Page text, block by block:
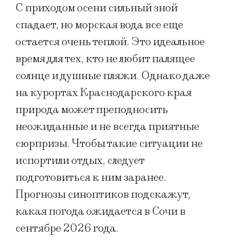
С приходом осени сильный зной
спадает, но морская вода все еще
остается очень теплой. Это идеальное
время для тех, кто не любит палящее
солнце и душные пляжи. Однако даже
на курортах Краснодарского края
природа может преподносить
неожиданные и не всегда приятные
сюрпризы. Чтобы такие ситуации не
испортили отдых, следует
подготовиться к ним заранее.
Прогнозы синоптиков подскажут,
какая погода ожидается в Сочи в
сентябре 2026 года.